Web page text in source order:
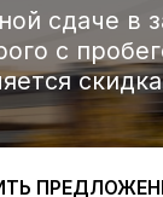
664
крутящий